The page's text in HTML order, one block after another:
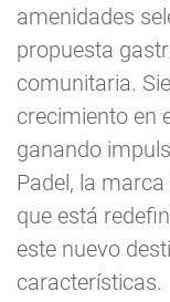
amenidades
propuesta
comunitaria.
crecimiento en
ganando
Padel, la
que está
este nuevo
características.